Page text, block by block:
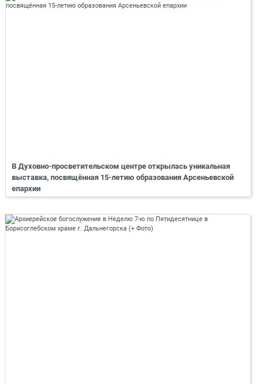
В Духовно-просветительском центре открылась уникальная
выставка, посвящённая 15-летию образования Арсеньевской
епархии